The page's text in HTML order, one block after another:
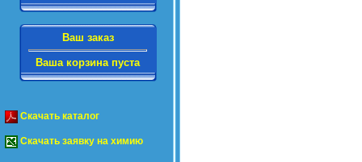
Ваш заказ
Ваша корзина пуста
Скачать каталог
Скачать заявку на химию